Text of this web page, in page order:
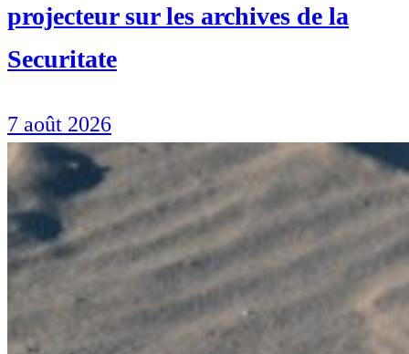
projecteur sur les archives de la
Securitate
7 août 2026